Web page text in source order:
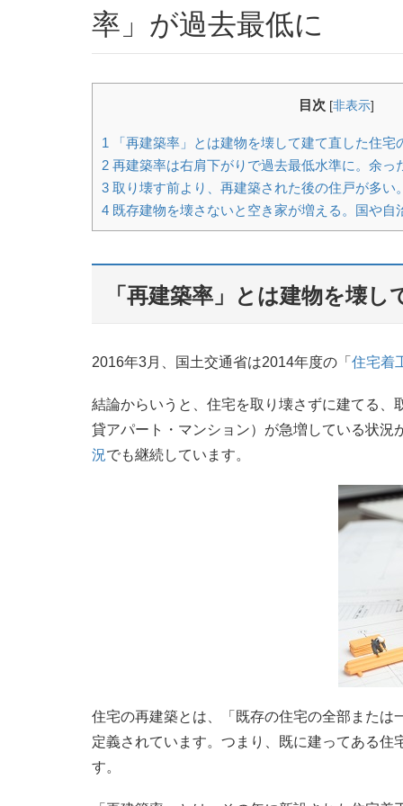
率」が過去最低に
目次 [非表示]
1 「再建築率」とは建物を壊して建て直した住
2 再建築率は右肩下がりで過去最低水準に。余っ
3 取り壊す前より、再建築された後の住戸が多い
4 既存建物を壊さないと空き家が増える。国や自
「再建築率」とは建物を壊
2016年3月、国土交通省は2014年度の「 住宅着
結論からいうと、住宅を取り壊さずに建てる
貸アパート・マンション）が急増している状
況でも継続しています。
住宅の再建築とは、「既存の住宅の全部また
定義されています。つまり、既に建ってある
す。